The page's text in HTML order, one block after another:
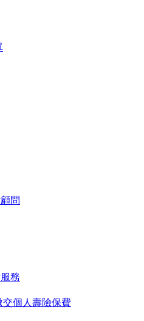
問
務
交個人壽險保費